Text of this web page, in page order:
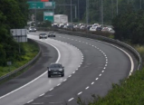
Ardahan
Artvin
Kudüs
Kurban
Hutbeler
DİYANET